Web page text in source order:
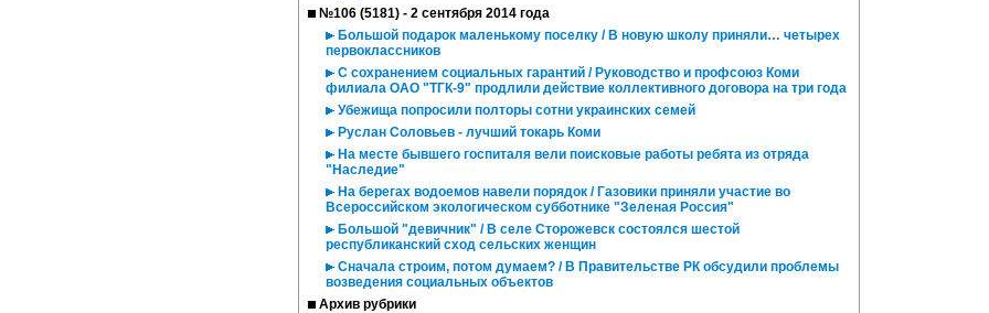
№106 (5181) - 2 сентября 2014 года
Большой подарок маленькому поселку / В новую школу приняли… четырех
первоклассников
С сохранением социальных гарантий / Руководство и профсоюз Коми
филиала ОАО "ТГК-9" продлили действие коллективного договора на три года
Убежища попросили полторы сотни украинских семей
Руслан Соловьев - лучший токарь Коми
На месте бывшего госпиталя вели поисковые работы ребята из отряда
"Наследие"
На берегах водоемов навели порядок / Газовики приняли участие во
Всероссийском экологическом субботнике "Зеленая Россия"
Большой "девичник" / В селе Сторожевск состоялся шестой
республиканский сход сельских женщин
Сначала строим, потом думаем? / В Правительстве РК обсудили проблемы
возведения социальных объектов
Архив рубрики